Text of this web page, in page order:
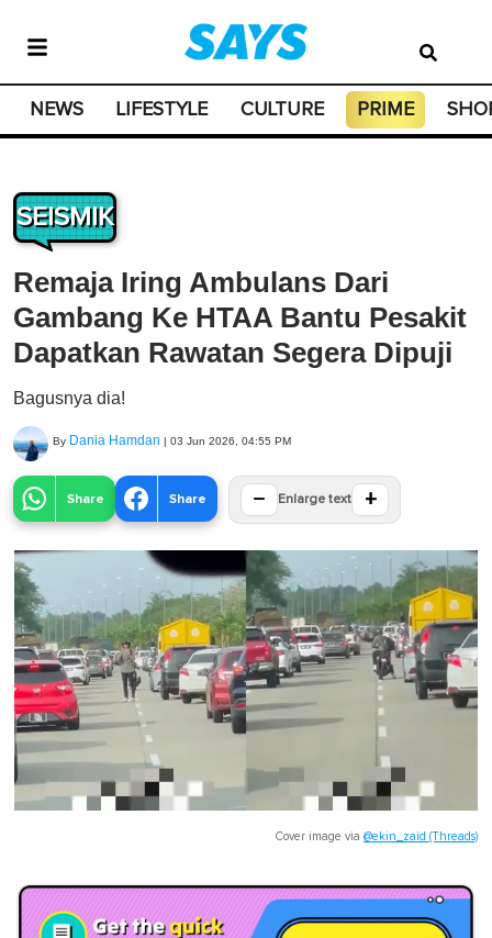
NEWS LIFESTYLE CULTURE PRIME
SEISMIK
Remaja Iring Ambulans Dari
Gambang Ke HTAA Bantu Pesakit
Dapatkan Rawatan Segera Dipuji
Bagusnya dia!
By Dania Hamdan | 03 Jun 2026, 04:55 PM
Share Share − Enlarge text +
Cover image via @ekin_zaid (Threads)